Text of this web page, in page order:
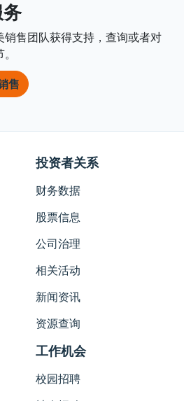
销售团队获得支持，查询或者对
售
投资者关系
财务数据
股票信息
公司治理
相关活动
新闻资讯
资源查询
工作机会
校园招聘